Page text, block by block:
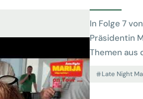
In Folge 7
Präsidentin
Themen aus
Late Night